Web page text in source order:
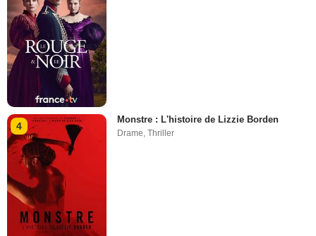
4
Monstre : L'histoire de Lizzie Borden
Drame,Thriller